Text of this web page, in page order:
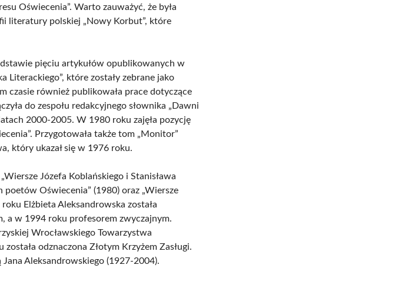
Oświecenia”. Warto zauważyć, że była
literatury polskiej „Nowy Korbut”, które
pięciu artykułów opublikowanych w
Literackiego”, które zostały zebrane jako
czasie również publikowała prace dotyczące
do zespołu redakcyjnego słownika „Dawni
2000-2005. W 1980 roku zajęła pozycję
Przygotowała także tom „Monitor”
który ukazał się w 1976 roku.
Józefa Koblańskiego i Stanisława
Oświecenia” (1980) oraz „Wiersze
Elżbieta Aleksandrowska została
a w 1994 roku profesorem zwyczajnym.
Wrocławskiego Towarzystwa
odznaczona Złotym Krzyżem Zasługi.
Aleksandrowskiego (1927-2004).